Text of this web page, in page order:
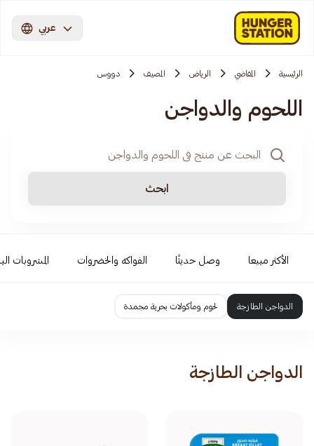
عربي
الرئيسية المقاضي الرياض المصيف دووس
اللحوم والدواجن
ابحث
الأكثر مبيعا وصل حديثًا الفواكه والخضروات المشروبات
الدواجن الطازجة لحوم ومأكولات بحرية مجمدة
الدواجن الطازجة